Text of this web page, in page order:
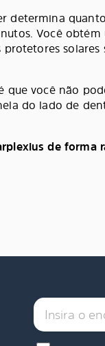
determina
Você
que você não
do lado de
de forma